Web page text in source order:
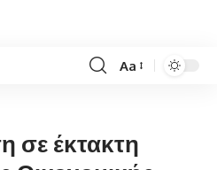
Font
Aa
σε έκτακτη